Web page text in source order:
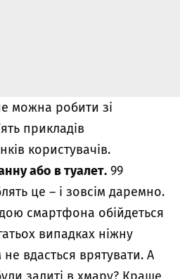
можна робити зі
прикладів
користувачів.
або в туалет. 99
це – і зовсім даремно.
смартфона обійдеться
випадках ніжну
не вдасться врятувати. А